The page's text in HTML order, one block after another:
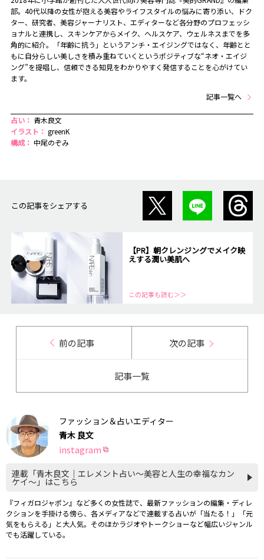
部。40代以降の女性が抱える美容やライフスタイルの悩みに寄り添い、ドク
ター、研究者、美容ジャーナリスト、エディターなど各分野のプロフェッシ
ョナルと連携し、スキンケアからメイク、ヘルスケア、ウェルネスまでを多
角的に紹介。「年齢に抗う」というアンチ・エイジングではなく、年齢とと
もに自分らしい美しさを積み重ねていくというポジティブな“ネオ・エイジ
ング”を提唱し、信頼できる知見をわかりやすく発信することを心がけてい
ます。
記事一覧へ
占い： 青木良文
イラスト： greenK
構成： 中尾のぞみ
この記事をシェアする
【PR】朝クレンジングでメイク映
えする潤い美肌へ
この記事も読む＞＞
前の記事 次の記事
記事一覧
ファッション＆占いエディター
青木 良文
instagram
連載「青木良文｜エレメント占い～美容と人生の幸福なカン
ケイ～」はこちら
『フィガロジャポン』など多くの女性誌で、最新ファッションの編集・ディレ
クションを手掛ける傍ら、各メディアなどで連載する占いが「当たる！」「元
気をもらえる」と大人気。そのほかラジオやトークショーなど幅広いジャンル
でも活躍している。